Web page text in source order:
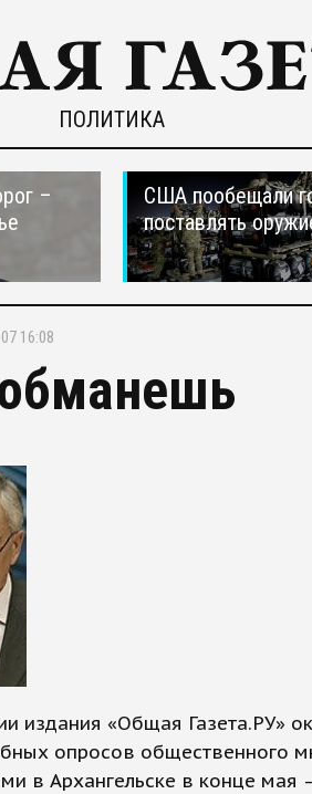
ПОЛИТИКА
–
США пообещали
поставлять
16:08
издания «Общая Газета.РУ»
опросов общественного
в Архангельске в конце мая